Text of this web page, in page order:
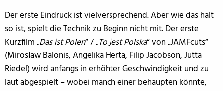
Der erste Eindruck ist vielversprechend. Aber wie das halt
so ist, spielt die Technik zu Beginn nicht mit. Der erste
Kurzfilm „Das ist Polen“ / „To jest Polska“ von „JAMFcuts“
(Mirosław Balonis, Angelika Herta, Filip Jacobson, Jutta
Riedel) wird anfangs in erhöhter Geschwindigkeit und zu
laut abgespielt – wobei manch einer behaupten könnte,